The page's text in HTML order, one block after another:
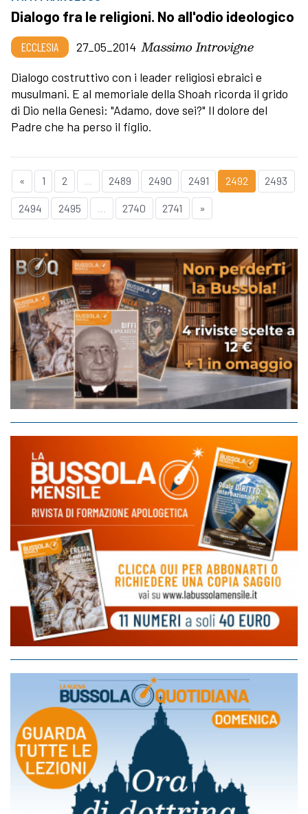
Dialogo fra le religioni. No all'odio ideologico
ECCLESIA 27_05_2014 Massimo Introvigne
Dialogo costruttivo con i leader religiosi ebraici e
musulmani. E al memoriale della Shoah ricorda il grido
di Dio nella Genesi: "Adamo, dove sei?" Il dolore del
Padre che ha perso il figlio.
« 1 2 ... 2489 2490 2491 2492 2493
2494 2495 2740 2741 »